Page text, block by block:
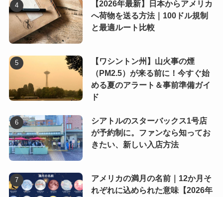
【2026年最新】日本からアメリカ
へ荷物を送る方法｜100ドル規制
と最適ルート比較
【ワシントン州】山火事の煙
（PM2.5）が来る前に！今すぐ始
める夏のアラート＆事前準備ガイ
ド
シアトルのスターバックス1号店
が予約制に。ファンなら知ってお
きたい、新しい入店方法
アメリカの満月の名前｜12か月そ
れぞれに込められた意味【2026年